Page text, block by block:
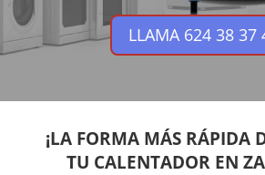
LLAMA 624 38 37
¡LA FORMA MÁS RÁPIDA
TU CALENTADOR EN